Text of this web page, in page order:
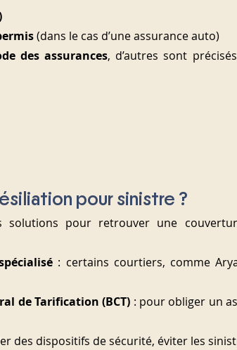
(dans le cas d’une assurance auto)
des assurances, d’autres sont
pour sinistre ?
solutions pour retrouver une
: certains courtiers, comme
de Tarification (BCT) : pour obliger un
des dispositifs de sécurité, éviter les